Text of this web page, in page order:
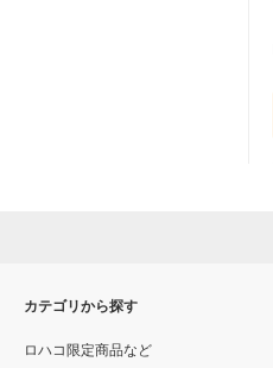
カテゴリから探す
ロハコ限定商品など